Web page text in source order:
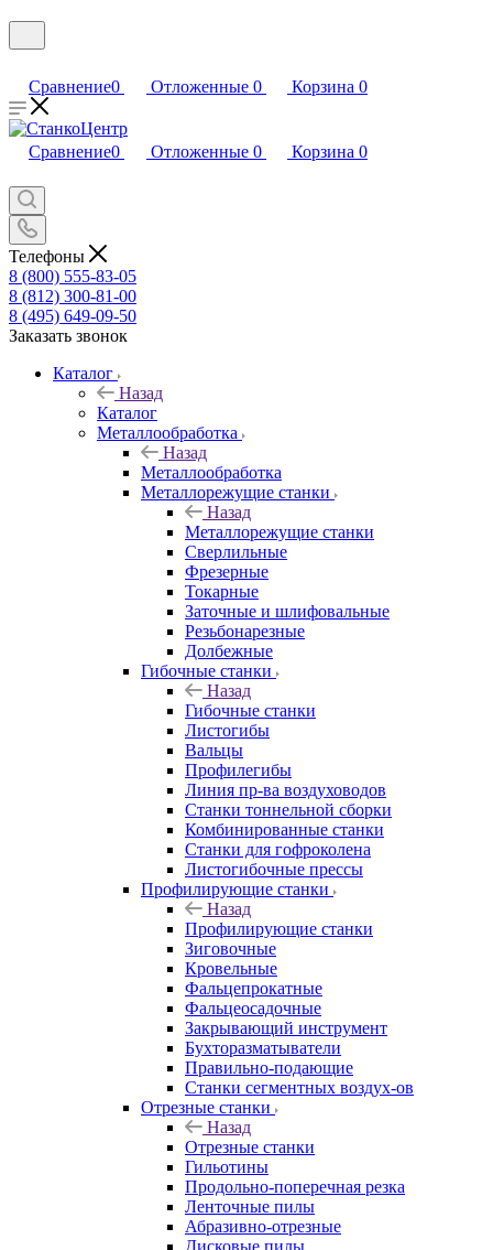
Сравнение0 Отложенные 0 Корзина 0
Сравнение0 Отложенные 0 Корзина 0
Телефоны
8 (800) 555-83-05
8 (812) 300-81-00
8 (495) 649-09-50
Заказать звонок
Каталог
Назад
Каталог
Металлообработка
Назад
Металлообработка
Металлорежущие станки
Назад
Металлорежущие станки
Сверлильные
Фрезерные
Токарные
Заточные и шлифовальные
Резьбонарезные
Долбежные
Гибочные станки
Назад
Гибочные станки
Листогибы
Вальцы
Профилегибы
Линия пр-ва воздуховодов
Станки тоннельной сборки
Комбинированные станки
Станки для гофроколена
Листогибочные прессы
Профилирующие станки
Назад
Профилирующие станки
Зиговочные
Кровельные
Фальцепрокатные
Фальцеосадочные
Закрывающий инструмент
Бухторазматыватели
Правильно-подающие
Станки сегментных воздух-ов
Отрезные станки
Назад
Отрезные станки
Гильотины
Продольно-поперечная резка
Ленточные пилы
Абразивно-отрезные
Дисковые пилы